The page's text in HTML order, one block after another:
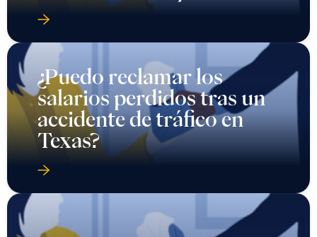
¿Puedo reclamar los
salarios perdidos tras un
accidente de tráfico en
Texas?